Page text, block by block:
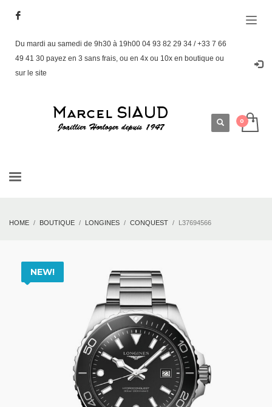
Du mardi au samedi de 9h30 à 19h00 04 93 82 29 34 / +33 7 66
49 41 30 payez en 3 sans frais, ou en 4x ou 10x en boutique ou
sur le site
HOME BOUTIQUE LONGINES CONQUEST L37694566
NEW!